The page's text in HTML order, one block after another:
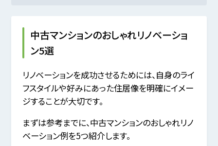
中古マンションのおしゃれリノベーショ
ン5選
リノベーションを成功させるためには、自身のライ
フスタイルや好みにあった住居像を明確にイメー
ジすることが大切です。
まずは参考までに、中古マンションのおしゃれリノ
ベーション例を5つ紹介します。